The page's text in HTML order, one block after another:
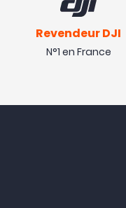
Revendeur DJI
N°1 en France